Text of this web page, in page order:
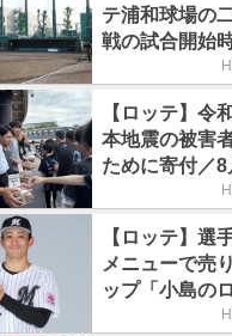
テ浦和球場の
戦の試合開始
前10時30分に
【ロッテ】令
本地震の被害
ために寄付／8
は選手たちが
【ロッテ】選
メニューで売
ップ「小島の
ビーフ丼」が